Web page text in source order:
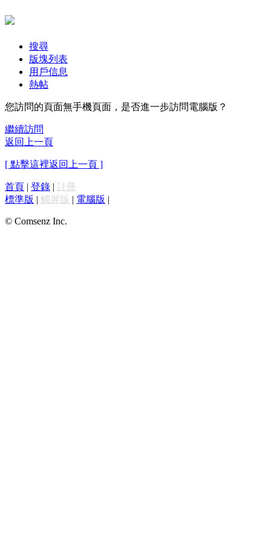
搜尋
版塊列表
用戶信息
熱帖
您訪問的頁面無手機頁面，是否進一步訪問電腦版？
繼續訪問
返回上一頁
[ 點擊這裡返回上一頁 ]
首頁 | 登錄 | 註冊
標準版 | 觸屏版 | 電腦版 |
© Comsenz Inc.